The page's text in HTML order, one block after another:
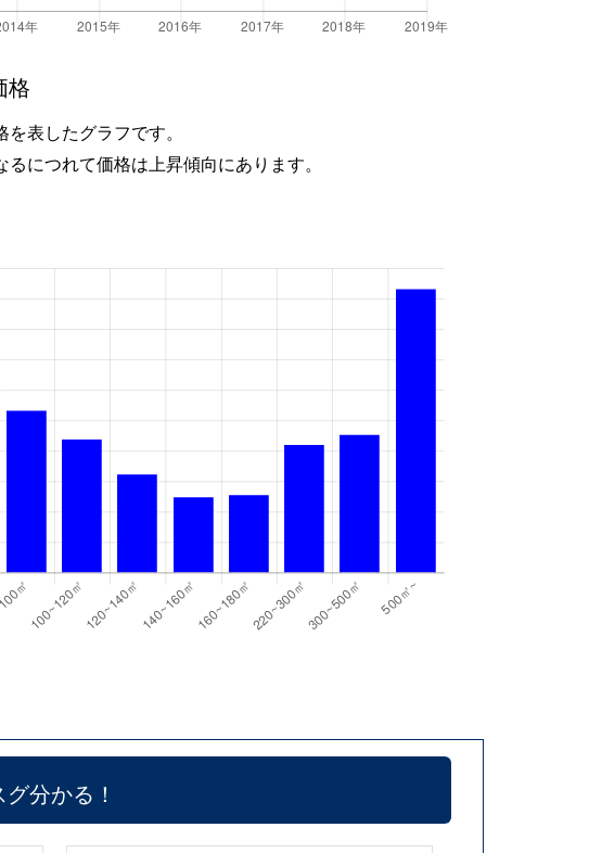
格
表したグラフです。
につれて価格は上昇傾向にあります。
分かる！